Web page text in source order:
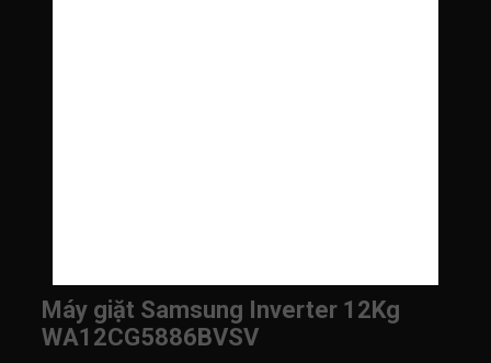
Máy giặt Samsung Inverter 12Kg
WA12CG5886BVSV